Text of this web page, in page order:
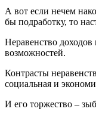
А вот если нечем
бы подработку, то
Неравенство доходов
возможностей.
Контрасты
социальная и
И его торжество –